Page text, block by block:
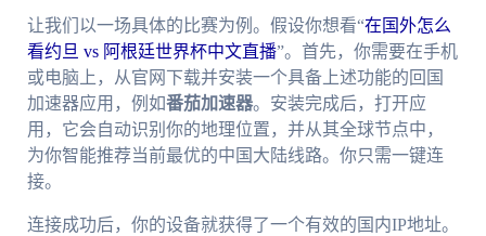
让我们以一场具体的比赛为例。假设你想看“在国外怎么
看约旦 vs 阿根廷世界杯中文直播”。首先，你需要在手机
或电脑上，从官网下载并安装一个具备上述功能的回国
加速器应用，例如番茄加速器。安装完成后，打开应
用，它会自动识别你的地理位置，并从其全球节点中，
为你智能推荐当前最优的中国大陆线路。你只需一键连
接。
连接成功后，你的设备就获得了一个有效的国内IP地址。